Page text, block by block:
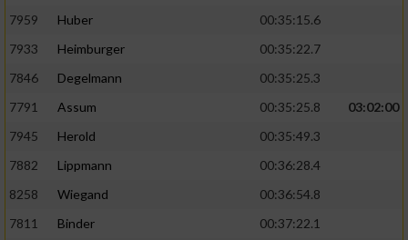
7959
Huber
00:35:15.6
7933
Heimburger
00:35:22.7
7846
Degelmann
00:35:25.3
7791
Assum 00:35:25.8
03:02:00
7945
Herold
00:35:49.3
7882
Lippmann
00:36:28.4
8258
Wiegand
00:36:54.8
7811
Binder
00:37:22.1